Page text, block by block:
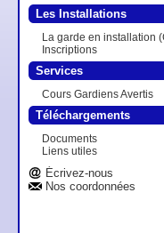
Les Installations
La garde en installation
Inscriptions
Services
Cours Gardiens Avertis
Téléchargements
Documents
Liens utiles
Écrivez-nous
Nos coordonnées